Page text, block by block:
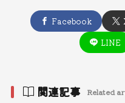
Facebook
LINE
関連記事 Related